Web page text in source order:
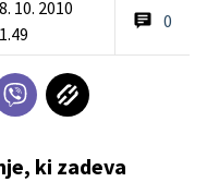
10. 2010
0
ki zadeva